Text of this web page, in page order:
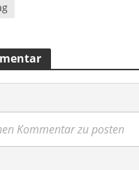
Kommentar zu posten